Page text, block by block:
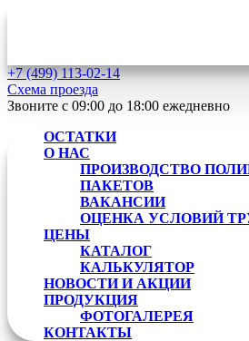
+7 (499)113-02-14
Схема проезда
Звоните с 09:00 до 18:00 ежедневно
ОСТАТКИ
О НАС
ПРОИЗВОДСТВО
ПАКЕТОВ
ВАКАНСИИ
ОЦЕНКА УСЛОВИЙ
ЦЕНЫ
КАТАЛОГ
КАЛЬКУЛЯТОР
НОВОСТИ И АКЦИИ
ПРОДУКЦИЯ
ФОТОГАЛЕРЕЯ
КОНТАКТЫ